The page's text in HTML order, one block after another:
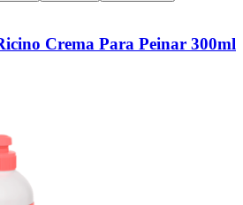
Crema Para Peinar 300ml